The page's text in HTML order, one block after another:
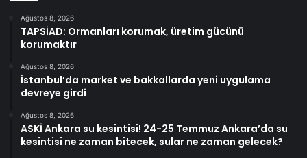
Ağustos 8, 2026
TAPSİAD: Ormanları korumak, üretim gücünü
korumaktır
Ağustos 8, 2026
İstanbul’da market ve bakkallarda yeni uygulama
devreye girdi
Ağustos 8, 2026
ASKİ Ankara su kesintisi! 24-25 Temmuz Ankara’da su
kesintisi ne zaman bitecek, sular ne zaman gelecek?